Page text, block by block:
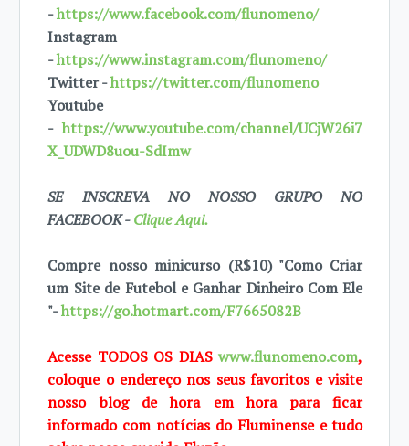
-https://www.facebook.com/flunomeno/
Instagram
-https://www.instagram.com/flunomeno/
Twitter -https://twitter.com/flunomeno
Youtube
-https://www.youtube.com/channel/UCjW26i7
X_UDWD8uou-SdImw
SE INSCREVA NO NOSSO GRUPO NO
FACEBOOK -Clique Aqui.
Compre nosso minicurso (R$10) "Como Criar
um Site de Futebol e Ganhar Dinheiro Com Ele
"-https://go.hotmart.com/F7665082B
Acesse TODOS OS DIASwww.flunomeno.com,
coloque o endereço nos seus favoritos e visite
nosso blog de hora em hora para ficar
informado com notícias do Fluminense e tudo